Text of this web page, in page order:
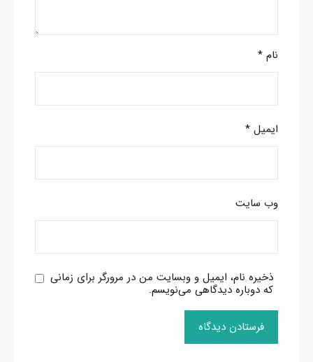
نام *
ایمیل *
وب‌ سایت
ذخیره نام، ایمیل و وبسایت من در مرورگر برای زمانی
که دوباره دیدگاهی می‌نویسم.